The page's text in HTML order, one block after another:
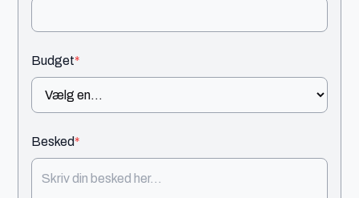
Budget*
Besked*